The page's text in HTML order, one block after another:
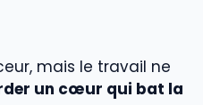
mais le travail ne
un cœur qui bat la